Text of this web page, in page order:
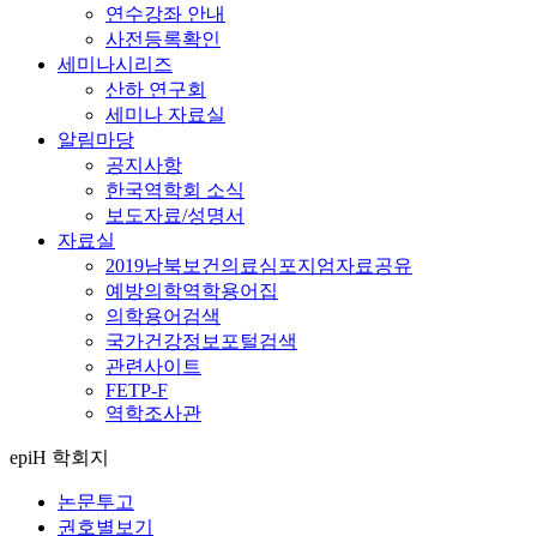
연수강좌 안내
사전등록확인
세미나시리즈
산하 연구회
세미나 자료실
알림마당
공지사항
한국역학회 소식
보도자료/성명서
자료실
2019남북보건의료심포지엄자료공유
예방의학역학용어집
의학용어검색
국가건강정보포털검색
관련사이트
FETP-F
역학조사관
epiH 학회지
논문투고
권호별보기